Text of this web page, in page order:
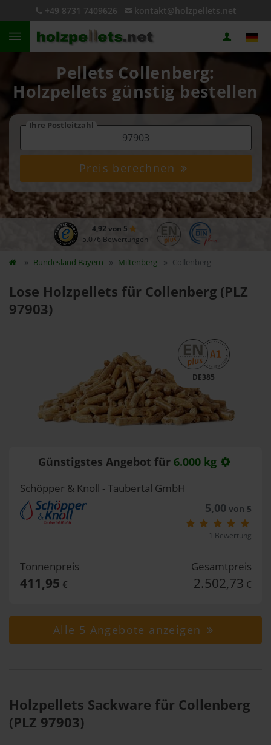
+49 8731 7409626 kontakt@holzpellets.net
Pellets Collenberg:
Holzpellets günstig bestellen
Ihre Postleitzahl
Preis berechnen
4,92 von 5
5.076 Bewertungen
Bundesland Bayern Miltenberg Collenberg
Lose Holzpellets für Collenberg (PLZ
97903)
DE385
Günstigstes Angebot für 6.000 kg
Schöpper & Knoll - Taubertal GmbH
5,00 von 5
1 Bewertung
Tonnenpreis
411,95 €
Gesamtpreis
2.502,73 €
Alle 5 Angebote anzeigen
Holzpellets Sackware für Collenberg
(PLZ 97903)